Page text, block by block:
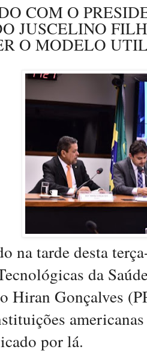
COM O
JUSCELINO
O MODELO
na tarde desta
da
Hiran Gonçalves
por lá.